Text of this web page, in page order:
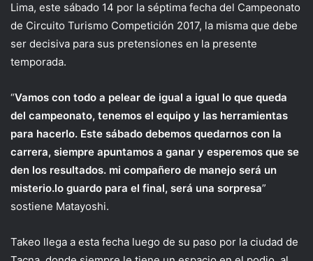
Lima, este sábado 14 por la séptima fecha del Campeonato
de Circuito Turismo Competición 2017, la misma que debe
ser decisiva para sus pretensiones en la presente
temporada.
“Vamos con todo a pelear de igual a igual lo que queda
del campeonato, tenemos el equipo y las herramientas
para hacerlo. Este sábado debemos quedarnos con la
carrera, siempre apuntamos a ganar y esperemos que se
den los resultados. mi compañero de manejo será un
misterio.lo guardo para el final, será una sorpresa”
sostiene Matayoshi.
Takeo llega a esta fecha luego de su paso por la ciudad de